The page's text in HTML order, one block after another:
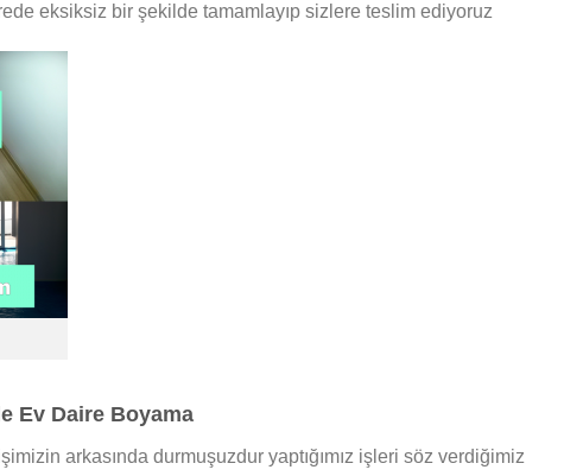
eksiksiz bir şekilde tamamlayıp sizlere teslim ediyoruz
Ev Daire Boyama
arkasında durmuşuzdur yaptığımız işleri söz verdiğimiz